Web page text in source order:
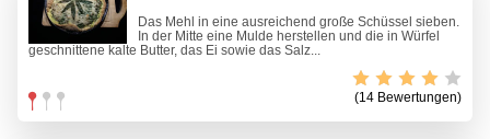
Das Mehl in eine ausreichend große Schüssel sieben.
In der Mitte eine Mulde herstellen und die in Würfel
geschnittene kalte Butter, das Ei sowie das Salz...
(14 Bewertungen)